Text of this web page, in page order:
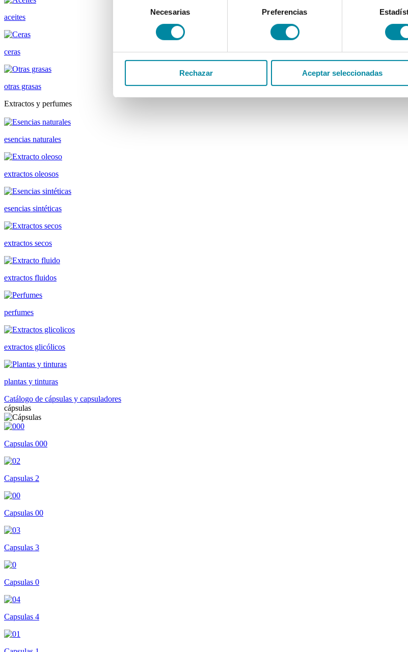
consentimiento
Necesarias Preferencias
Rechazar Aceptar seleccionadas
aceites
ceras
otras grasas
Extractos y perfumes
esencias naturales
extractos oleosos
esencias sintéticas
extractos secos
extractos fluidos
perfumes
extractos glicólicos
plantas y tinturas
Catálogo de cápsulas y capsuladores
cápsulas
Capsulas 000
Capsulas 2
Capsulas 00
Capsulas 3
Capsulas 0
Capsulas 4